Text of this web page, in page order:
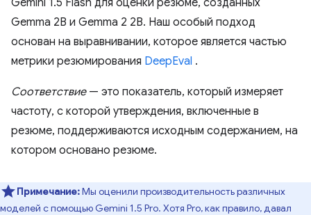
Gemini 1.5 Flash для оценки резюме, созданных
Gemma 2B и Gemma 2 2B. Наш особый подход
основан на выравнивании, которое является частью
метрики резюмирования DeepEval .
Соответствие— это показатель, который измеряет
частоту, с которой утверждения, включенные в
резюме, поддерживаются исходным содержанием, на
котором основано резюме.
Примечание:Мы оценили производительность различных
моделей с помощью Gemini 1.5 Pro. Хотя Pro, как правило, давал